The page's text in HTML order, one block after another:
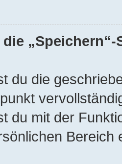
du die
du mit der
Bereich